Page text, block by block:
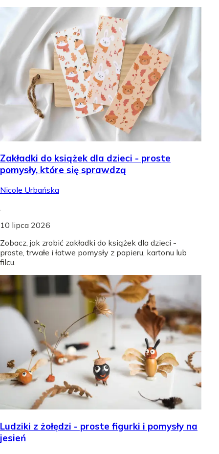
Zakładki do książek dla dzieci - proste
pomysły, które się sprawdzą
Nicole Urbańska
10 lipca 2026
Zobacz, jak zrobić zakładki do książek dla dzieci -
proste, trwałe i łatwe pomysły z papieru, kartonu lub
filcu.
Ludziki z żołędzi - proste figurki i pomysły na
jesień